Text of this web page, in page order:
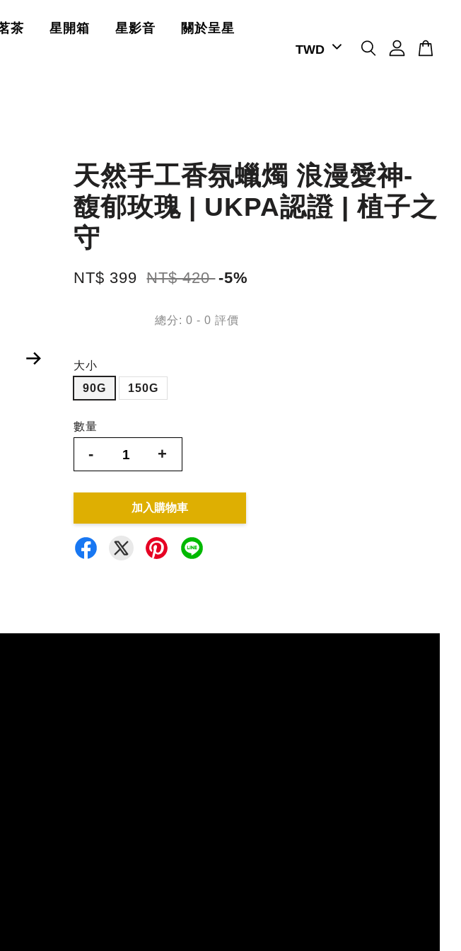
茶 星開箱 星影音 關於呈星
天然手工香氛蠟燭 浪漫愛神-
馥郁玫瑰 | UKPA認證 | 植子之
守
NT$ 399 NT$ 420 -5%
總分:0 -0 評價
大小
90G
150G
數量
- +
加入購物車